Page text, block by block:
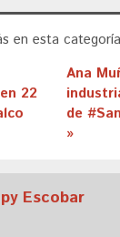
en esta
22
Ana
de
»
Escobar